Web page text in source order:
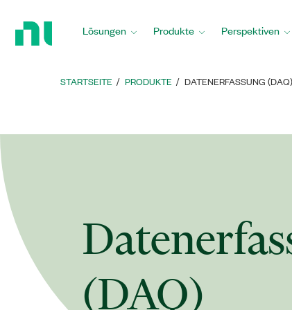
Lösungen Produkte Perspektiven
STARTSEITE PRODUKTE DATENERFASSUNG (DAQ)
(DAQ)